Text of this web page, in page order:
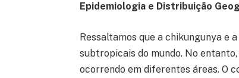
Epidemiologia e Distribuição
Ressaltamos que a chikungunya e
subtropicais do mundo. No
ocorrendo em diferentes áreas. O